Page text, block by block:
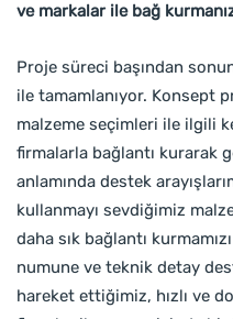
ve markalar ile bağ
Proje süreci başından
ile tamamlanıyor. Konsept
malzeme seçimleri ile ilgili
firmalarla bağlantı kurarak
anlamında destek
kullanmayı sevdiğimiz
daha sık bağlantı
numune ve teknik detay
hareket ettiğimiz, hızlı ve